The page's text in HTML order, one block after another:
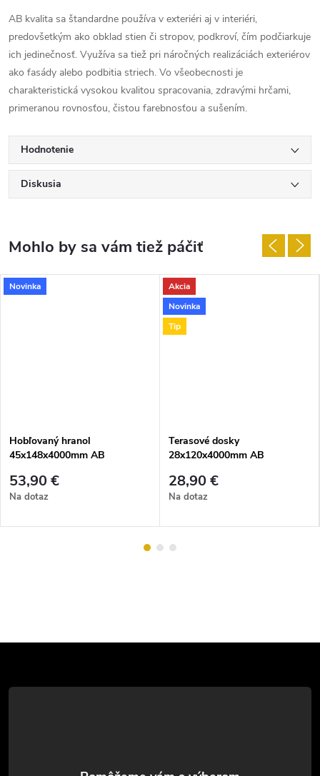
AB kvalita sa štandardne používa v exteriéri aj v interiéri,
predovšetkým ako obklad stien či stropov, podkroví, čím podčiarkuje
ich jedinečnosť. Využíva sa tiež pri náročných realizáciách exteriérov
ako fasády alebo podbitia striech. Vo všeobecnosti je
charakteristická vysokou kvalitou spracovania, zdravými hrčami,
primeranou rovnosťou, čistou farebnosťou a sušením.
Hodnotenie
Diskusia
Novinka
Hobľovaný hranol
45x148x4000mm AB
53,90 €
Na dotaz
Akcia
Novinka
Tip
Terasové dosky
28x120x4000mm AB
28,90 €
Na dotaz
á